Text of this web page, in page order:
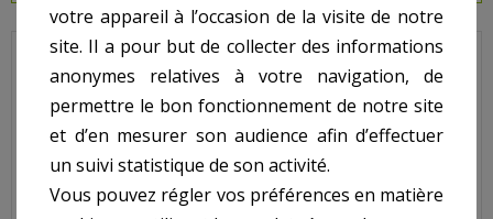
Enjoliveur pour projecteur HAYWARD SP512.
N° 13 sur le shéma.
Enjoliveur pour Projecteur HAYWARD SP512, SP0507A2
votre appareil à l’occasion de la visite de notre
site. Il a pour but de collecter des informations
anonymes relatives à votre navigation, de
permettre le bon fonctionnement de notre site
et d’en mesurer son audience afin d’effectuer
un suivi statistique de son activité.
Vous pouvez régler vos préférences en matière